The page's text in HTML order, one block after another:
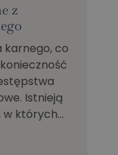
z
karnego, co
Istnieją
w których…